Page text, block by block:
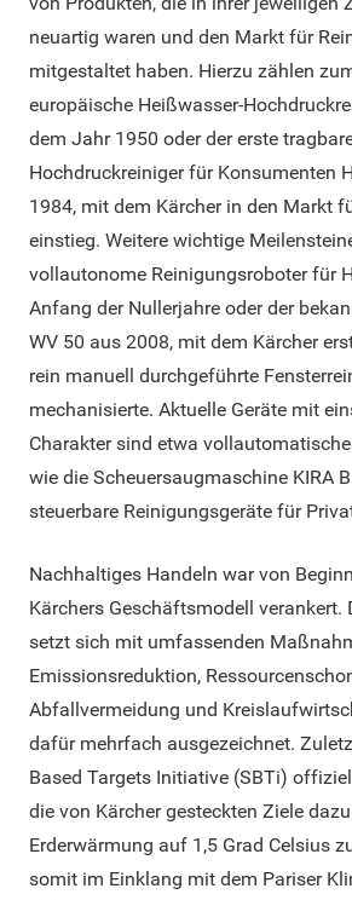
neuartig waren und den Markt für
mitgestaltet haben. Hierzu zählen
europäische Heißwasser-
dem Jahr 1950 oder der erste
Hochdruckreiniger für Konsumenten
1984, mit dem Kärcher in den Markt
einstieg. Weitere wichtige
vollautonome Reinigungsroboter für
Anfang der Nullerjahre oder der
WV 50 aus 2008, mit dem Kärcher
rein manuell durchgeführte
mechanisierte. Aktuelle Geräte mit
Charakter sind etwa
wie die Scheuersaugmaschine KIRA
steuerbare Reinigungsgeräte für
Nachhaltiges Handeln war von
Kärchers Geschäftsmodell verankert.
setzt sich mit umfassenden
Emissionsreduktion,
Abfallvermeidung und
dafür mehrfach ausgezeichnet.
Based Targets Initiative (SBTi)
die von Kärcher gesteckten Ziele
Erderwärmung auf 1,5 Grad Celsius
somit im Einklang mit dem Pariser